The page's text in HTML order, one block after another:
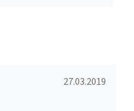
27.03.2019